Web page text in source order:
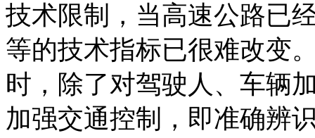
技术限制，当高速公路已
等的技术指标已很难改变
时，除了对驾驶人、车辆
加强交通控制，即准确辨